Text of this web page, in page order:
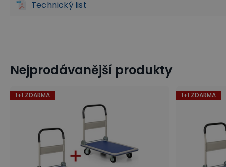
Technický list
Nejprodávanější produkty
1+1 ZDARMA 1+1 ZDARMA